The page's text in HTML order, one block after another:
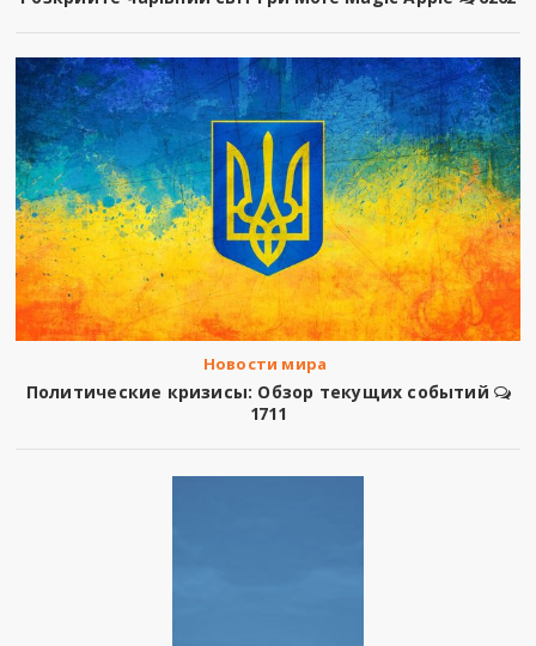
Новости мира
Политические кризисы: Обзор текущих событий
1711